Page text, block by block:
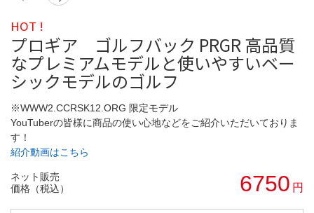
HOT !
プロギア ゴルフバック PRGR 高品質
なプレミアムモデルと使いやすいベー
シックモデルのゴルフ
※WWW2.CCRSK12.ORG 限定モデル
YouTuberの皆様に商品の使い心地などをご紹介いただいておりま
す！
紹介動画はこちら
ネット販売
価格（税込）
6750 円